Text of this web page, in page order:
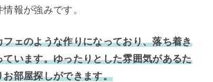
報が強みです。
ェのような作りになっており、落ち着き
います。ゆったりとした雰囲気があるた
部屋探しができます。